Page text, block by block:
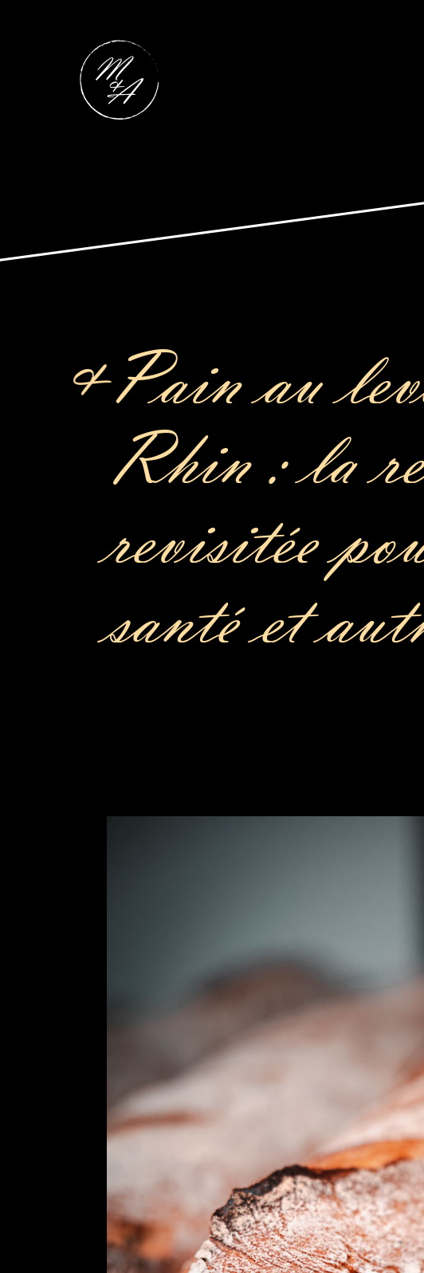
Pain au
Rhin : la
revisitée
santé et